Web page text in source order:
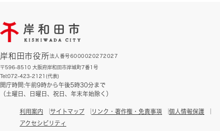
岸和田市役所法人番号6000020272027
〒596-8510 大阪府岸和田市岸城町7番1号
Tel:072-423-2121(代表)
開庁時間:午前9時から午後5時30分まで
（土曜日、日曜日、祝日、年末年始除く）
利用案内 サイトマップ リンク・著作権・免責事項
個人情報保護
アクセシビリティ